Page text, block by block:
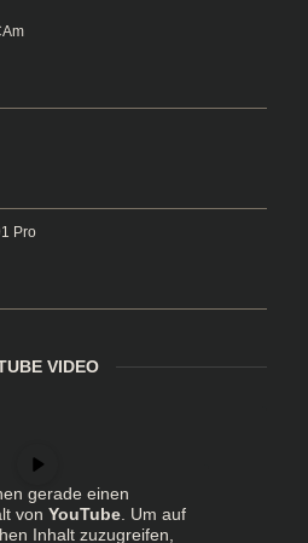
Pro
VIDEO
gerade einen
von YouTube . Um auf
Inhalt zuzugreifen,